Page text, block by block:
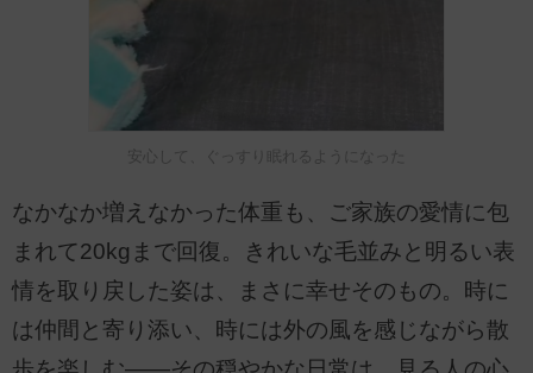
安心して、ぐっすり眠れるようになった
なかなか増えなかった体重も、ご家族の愛情に包
まれて20kgまで回復。きれいな毛並みと明るい表
情を取り戻した姿は、まさに幸せそのもの。時に
は仲間と寄り添い、時には外の風を感じながら散